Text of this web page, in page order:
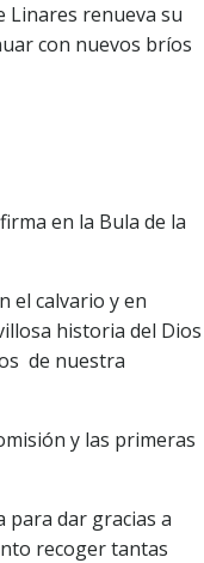
Linares renueva su
con nuevos bríos
en la Bula de la
el calvario y en
historia del Dios
de nuestra
y las primeras
para dar gracias a
recoger tantas